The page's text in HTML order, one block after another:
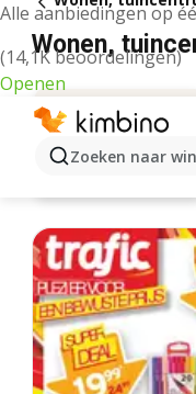
Alle aanbiedingen op
(14,1K beoordelingen)
Openen
Zoeken naar
Wonen,